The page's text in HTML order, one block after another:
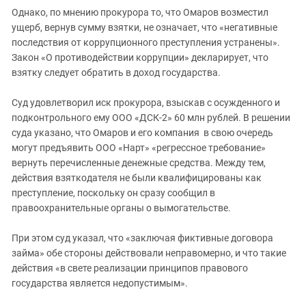
Однако, по мнению прокурора то, что Омаров возместил
ущерб, вернув сумму взятки, не означает, что «негативные
последствия от коррупционного преступления устранены».
Закон «О противодействии коррупции» декларирует, что
взятку следует обратить в доход государства.
Суд удовлетворил иск прокурора, взыскав с осужденного и
подконтрольного ему ООО «ДСК-2» 60 млн рублей. В решении
суда указано, что Омаров и его компания в свою очередь
могут предъявить ООО «Нарт» «регрессное требование»
вернуть перечисленные денежные средства. Между тем,
действия взяткодателя не были квалифицированы как
преступление, поскольку он сразу сообщил в
правоохранительные органы о вымогательстве.
При этом суд указал, что «заключая фиктивные договора
займа» обе стороны действовали неправомерно, и что такие
действия «в свете реализации принципов правового
государства является недопустимым».